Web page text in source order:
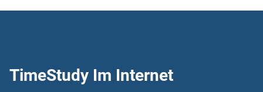
TimeStudy Im Internet